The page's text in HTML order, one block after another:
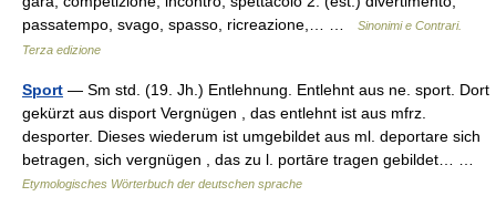
passatempo, svago, spasso, ricreazione,… …
Sinonimi e Contrari.
Terza edizione
Sport — Sm std. (19. Jh.) Entlehnung. Entlehnt aus ne. sport. Dort
gekürzt aus disport Vergnügen , das entlehnt ist aus mfrz.
desporter. Dieses wiederum ist umgebildet aus ml. deportare sich
betragen, sich vergnügen , das zu l. portāre tragen gebildet… …
Etymologisches Wörterbuch der deutschen sprache